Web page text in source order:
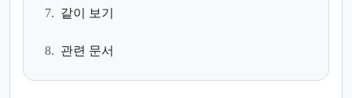
7. 같이 보기
8. 관련 문서